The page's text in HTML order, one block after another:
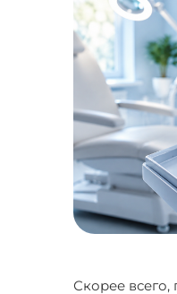
Скорее